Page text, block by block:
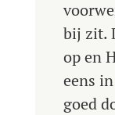
bij zit.
op en
eens
goed